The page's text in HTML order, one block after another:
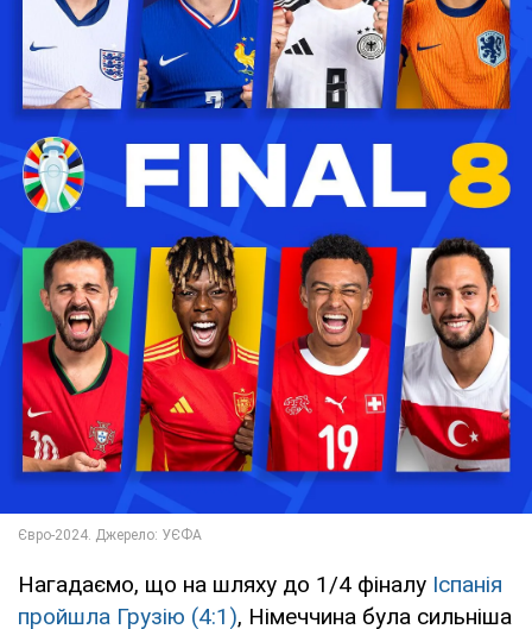
Нагадаємо, що на шляху до 1/4 фіналу Іспанія
пройшла Грузію (4:1), Німеччина була сильніша